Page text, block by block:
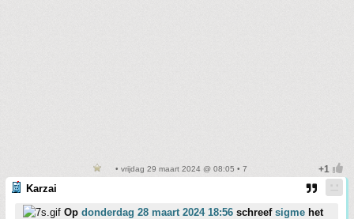
• vrijdag 29 maart 2024 @ 08:05 • 7
Karzai
Op donderdag 28 maart 2024 18:56 schreef sigme het